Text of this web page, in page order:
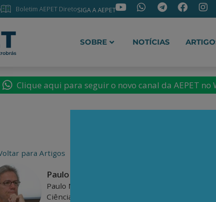
Boletim AEPET DiretoSIGA A AEPET
SOBRE NOTÍCIAS
Clique aqui para seguir o novo canal da AEPET
para Artigos
Paulo Nogueira Batista Jr.
Paulo Nogueira Batista Jr. é graduado em
Ciências Econômicas pela Pontifícia